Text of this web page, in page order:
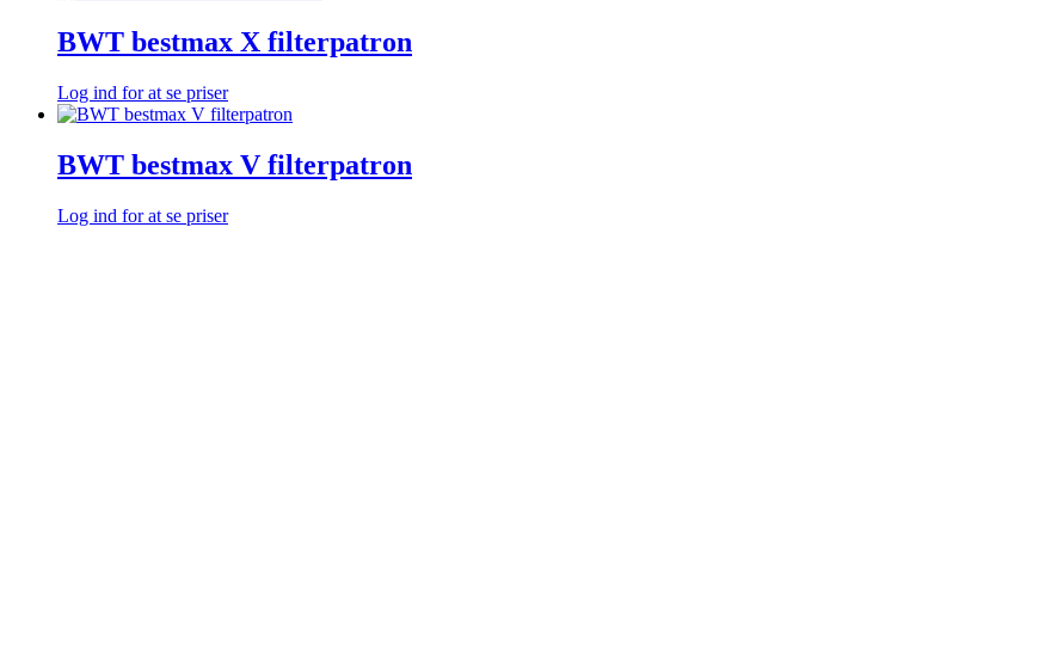
BWT bestmax X filterpatron
Log ind for at se priser
BWT bestmax V filterpatron
Log ind for at se priser